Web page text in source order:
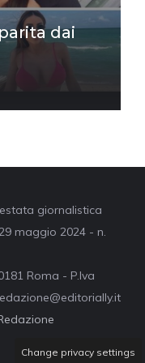
dai
giornalistica
maggio 2024 - n.
Roma - P.Iva
Change privacy settings